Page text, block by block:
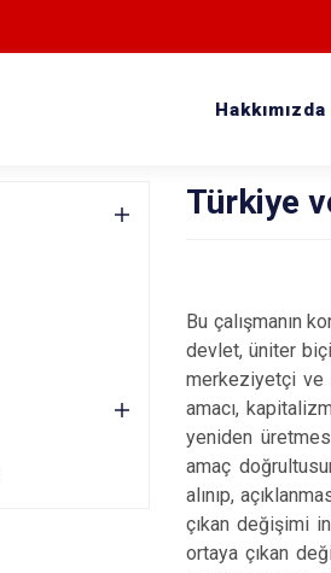
Hakkımızda
Türkiye
Bu çalışmanın
devlet, üniter
merkeziyetçi ve
amacı,
yeniden
amaç
alınıp,
çıkan değişimi
ortaya çıkan